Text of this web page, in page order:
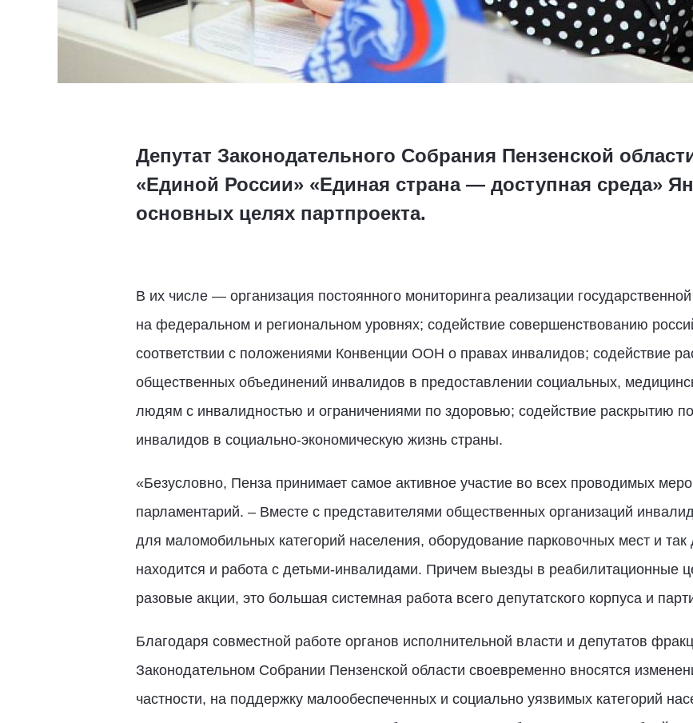
Депутат Законодательного Собрания Пензенской
«Единой России» «Единая страна — доступная среда»
основных целях партпроекта.
В их числе — организация постоянного мониторинга реализации
на федеральном и региональном уровнях; содействие совершенствованию
соответствии с положениями Конвенции ООН о правах инвалидов; содействие
общественных объединений инвалидов в предоставлении социальных,
людям с инвалидностью и ограничениями по здоровью; содействие раскрытию
инвалидов в социально-экономическую жизнь страны.
«Безусловно, Пенза принимает самое активное участие во всех проводимых
парламентарий. – Вместе с представителями общественных организаций
для маломобильных категорий населения, оборудование парковочных мест и
находится и работа с детьми-инвалидами. Причем выезды в реабилитационные
разовые акции, это большая системная работа всего депутатского корпуса и
Благодаря совместной работе органов исполнительной власти и депутатов
Законодательном Собрании Пензенской области своевременно вносятся
частности, на поддержку малообеспеченных и социально уязвимых категорий